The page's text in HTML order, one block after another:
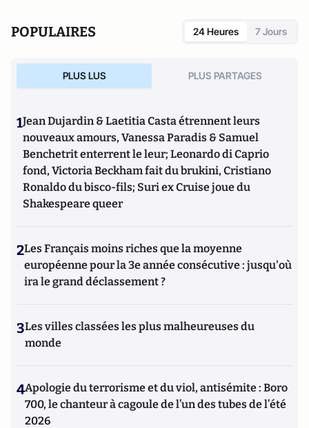
POPULAIRES 24 Heures 7 Jours
PLUS LUS PLUS PARTAGES
1Jean Dujardin & Laetitia Casta étrennent leurs
nouveaux amours, Vanessa Paradis & Samuel
Benchetrit enterrent le leur; Leonardo di Caprio
fond, Victoria Beckham fait du brukini, Cristiano
Ronaldo du bisco-fils; Suri ex Cruise joue du
Shakespeare queer
2Les Français moins riches que la moyenne
européenne pour la 3e année consécutive : jusqu'où
ira le grand déclassement ?
3Les villes classées les plus malheureuses du
monde
4Apologie du terrorisme et du viol, antisémite : Boro
700, le chanteur à cagoule de l’un des tubes de l’été
2026